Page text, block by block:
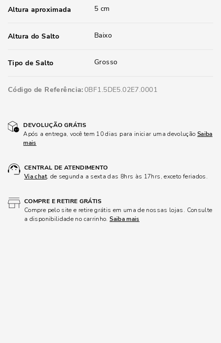
Altura aproximada 5 cm
Altura do Salto Baixo
Tipo de Salto Grosso
Código de Referência 0BF1.5DE5.02E7.0001
DEVOLUÇÃO GRÁTIS
Após a entrega, você tem 10 dias para iniciar uma devolução Saiba
mais
CENTRAL DE ATENDIMENTO
Via chat, de segunda a sexta das 8hrs às 17hrs, exceto feriados.
COMPRE E RETIRE GRÁTIS
Compre pelo site e retire grátis em uma de nossas lojas. Consulte
a disponibilidade no carrinho.Saiba mais